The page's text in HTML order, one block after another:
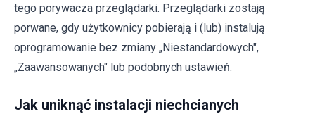
tego porywacza przeglądarki. Przeglądarki zostają
porwane, gdy użytkownicy pobierają i (lub) instalują
oprogramowanie bez zmiany „Niestandardowych",
„Zaawansowanych" lub podobnych ustawień.
Jak uniknąć instalacji niechcianych